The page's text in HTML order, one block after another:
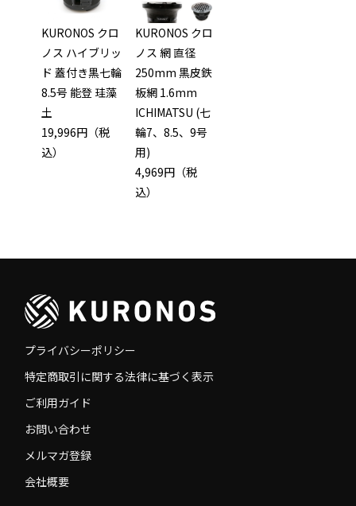
KURONOS クロ
ノス ハイブリッ
ド 蓋付き黒七輪
8.5号 能登 珪藻
土
19,996円（税
込）
KURONOS クロ
ノス 網 直径
250mm 黒皮鉄
板網 1.6mm
ICHIMATSU (七
輪7、8.5、9号
用)
4,969円（税
込）
プライバシーポリシー
特定商取引に関する法律に基づく表示
ご利用ガイド
お問い合わせ
メルマガ登録
会社概要